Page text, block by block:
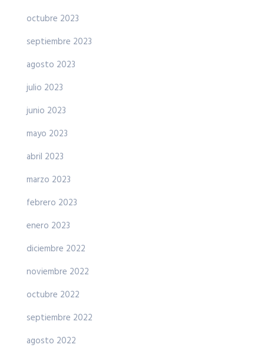
octubre 2023
septiembre 2023
agosto 2023
julio 2023
junio 2023
mayo 2023
abril 2023
marzo 2023
febrero 2023
enero 2023
diciembre 2022
noviembre 2022
octubre 2022
septiembre 2022
agosto 2022